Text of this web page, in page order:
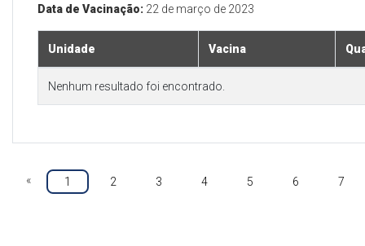
Data de Vacinação: 22 de março de 2023
Unidade Vacina
Nenhum resultado foi encontrado.
« 1 2 3 4 5 6 7